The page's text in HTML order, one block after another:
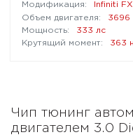
Infiniti
3696
333 лс
363
Чип тюнинг
двигателем 3.0